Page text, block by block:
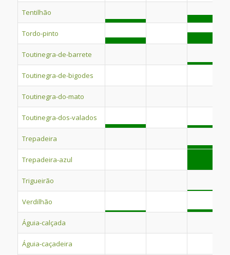
Tentilhão
Tordo-pinto
Toutinegra-de-barrete
Toutinegra-de-bigodes
Toutinegra-do-mato
Toutinegra-dos-valados
Trepadeira
Trepadeira-azul
Trigueirão
Verdilhão
Águia-calçada
Águia-caçadeira